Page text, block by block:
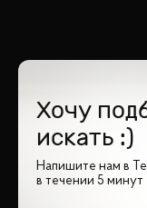
Хочу
искать :)
Напишите нам в
в течении 5 минут